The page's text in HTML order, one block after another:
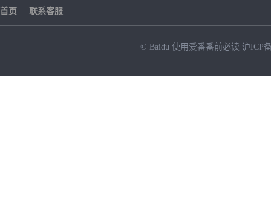
首页 联系客服
© Baidu 使用爱番番前必读 沪ICP